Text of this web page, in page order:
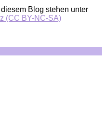
Blog stehen unter
(CC BY-NC-SA)